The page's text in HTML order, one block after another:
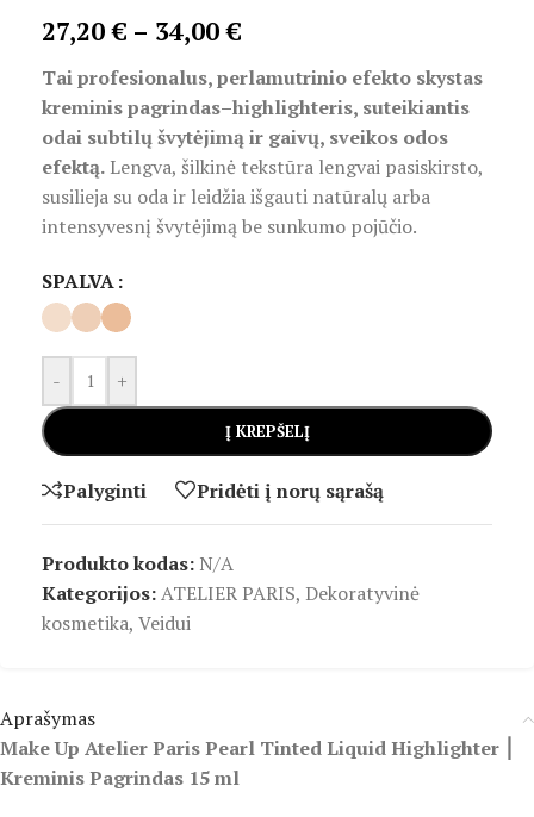
27,20€ – 34,00€
Tai profesionalus, perlamutrinio efekto skystas
kreminis pagrindas–highlighteris, suteikiantis
odai subtilų švytėjimą ir gaivų, sveikos odos
efektą. Lengva, šilkinė tekstūra lengvai pasiskirsto,
susilieja su oda ir leidžia išgauti natūralų arba
intensyvesnį švytėjimą be sunkumo pojūčio.
SPALVA
- +
Į KREPŠELĮ
Palyginti Pridėti į norų sąrašą
Produkto kodas: N/A
Kategorijos:ATELIER PARIS, Dekoratyvinė
kosmetika, Veidui
Aprašymas
Make Up Atelier Paris Pearl Tinted Liquid Highlighter ⎮
Kreminis Pagrindas 15 ml